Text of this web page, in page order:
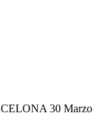
30 Marzo